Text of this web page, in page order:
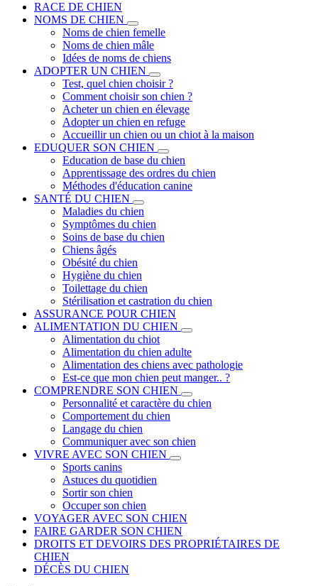
RACE DE CHIEN
NOMS DE CHIEN
Noms de chien femelle
Noms de chien mâle
Idées de noms de chiens
ADOPTER UN CHIEN
Test, quel chien choisir ?
Comment choisir son chien ?
Acheter un chien en élevage
Adopter un chien en refuge
Accueillir un chien ou un chiot à la maison
EDUQUER SON CHIEN
Education de base du chien
Apprentissage des ordres du chien
Méthodes d'éducation canine
SANTÉ DU CHIEN
Maladies du chien
Symptômes du chien
Soins de base du chien
Chiens âgés
Obésité du chien
Hygiène du chien
Toilettage du chien
Stérilisation et castration du chien
ASSURANCE POUR CHIEN
ALIMENTATION DU CHIEN
Alimentation du chiot
Alimentation du chien adulte
Alimentation des chiens avec pathologie
Est-ce que mon chien peut manger.. ?
COMPRENDRE SON CHIEN
Personnalité et caractère du chien
Comportement du chien
Langage du chien
Communiquer avec son chien
VIVRE AVEC SON CHIEN
Sports canins
Astuces du quotidien
Sortir son chien
Occuper son chien
VOYAGER AVEC SON CHIEN
FAIRE GARDER SON CHIEN
DROITS ET DEVOIRS DES PROPRIÉTAIRES DE
CHIEN
DÉCÈS DU CHIEN